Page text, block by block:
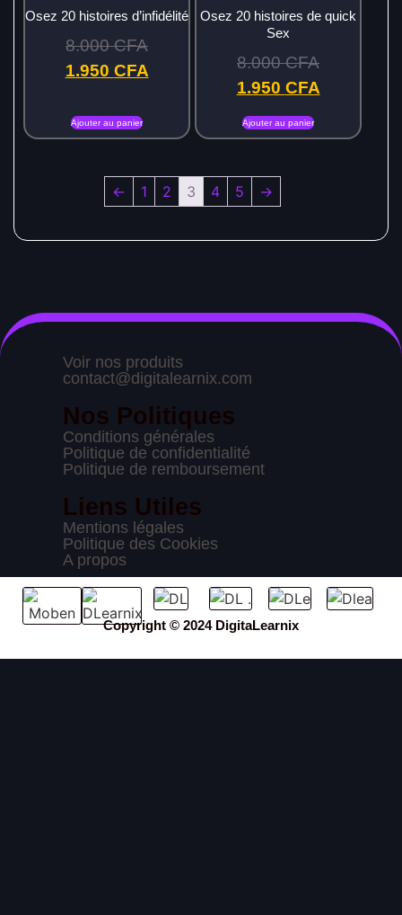
Osez 20 histoires d’infidélité
8.000CFA
1.950 CFA
Ajouter au panier
Osez 20 histoires de quick
Sex
8.000CFA
1.950 CFA
Ajouter au panier
← 1 2 3 4 5 →
Voir nos produits
contact@digitalearnix.com
Nos Politiques
Conditions générales
Politique de confidentialité
Politique de remboursement
Liens Utiles
Mentions légales
Politique des Cookies
A propos
Copyright © 2024 DigitaLearnix